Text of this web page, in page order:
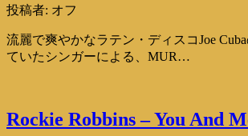
投稿者: オフ
流麗で爽やかなラテン・ディスコJoe
ていたシンガーによる、MUR…
Rockie Robbins – You And